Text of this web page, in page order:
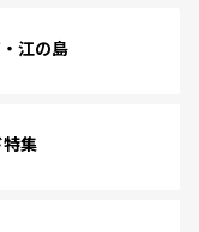
江の島
集